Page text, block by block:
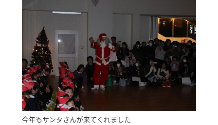
今年もサンタさんが来てくれました